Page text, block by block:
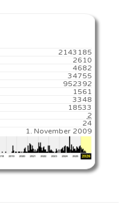
2143185
2610
4682
34755
952392
1561️
3348
18533️
2
24
1. November 2009